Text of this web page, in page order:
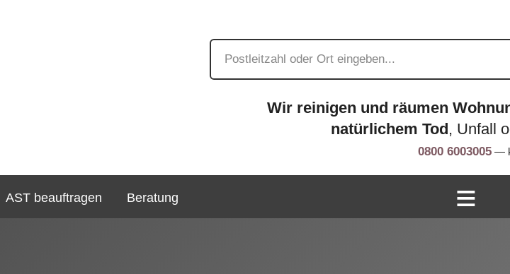
Wir reinigen und räumen
natürlichem Tod, Unfall
0800 6003005 —
AST beauftragen Beratung